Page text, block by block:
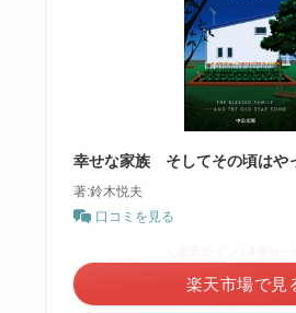
幸せな家族 そしてその頃はや
著:鈴木悦夫
口コミを見る
楽天市場で見